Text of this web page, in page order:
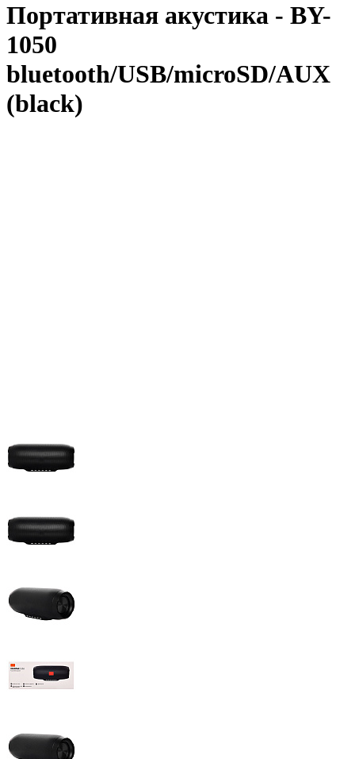
Портативная акустика - BY-
1050
bluetooth/USB/microSD/AUX
(black)